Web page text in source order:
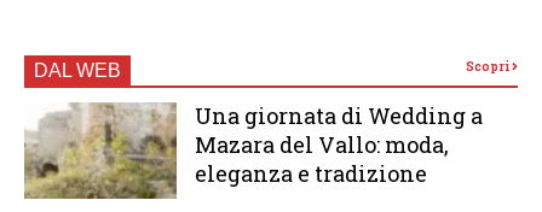
DAL WEB Scopri
Una giornata di Wedding a
Mazara del Vallo: moda,
eleganza e tradizione